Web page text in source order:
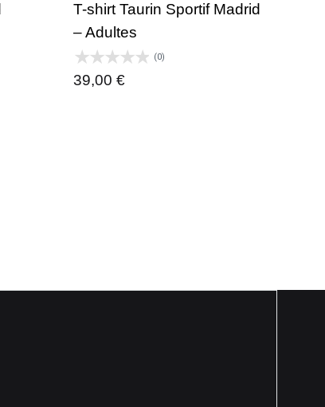
T-shirt Taurin Sportif Madrid
– Adultes
(0)
39,00 €